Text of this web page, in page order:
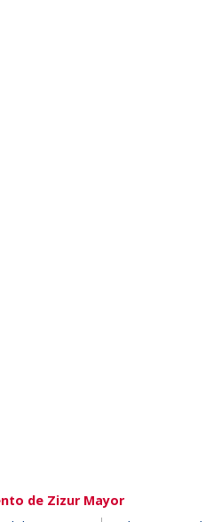
de Zizur Mayor